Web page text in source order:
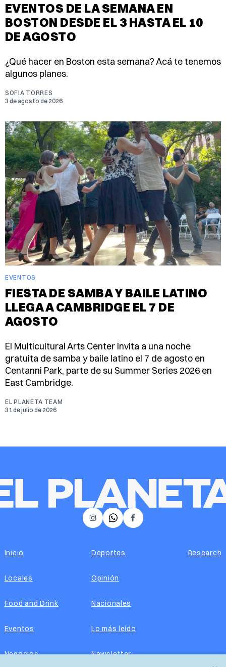
EVENTOS DE LA SEMANA EN
BOSTON DESDE EL 3 HASTA EL 10
DE AGOSTO
¿Qué hacer en Boston esta semana? Acá te tenemos
algunos planes.
SOFIA TORRES
3 de agosto de 2026
EVENTOS
FIESTA DE SAMBA Y BAILE LATINO
LLEGA A CAMBRIDGE EL 7 DE
AGOSTO
El Multicultural Arts Center invita a una noche
gratuita de samba y baile latino el 7 de agosto en
Centanni Park, parte de su Summer Series 2026 en
East Cambridge.
EL PLANETA TEAM
31 de julio de 2026
𝕏 Facebook
Instagram
Inicio
Locales
Food and Drink
Eventos
Negocios
Deportes
Opinión
Nacionales
Lo más leído
Newsletter
Research